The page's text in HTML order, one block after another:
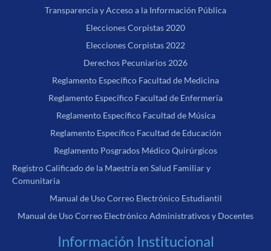
Transparencia y Acceso a la Información Pública
Elecciones Corpistas 2020
Elecciones Corpistas 2022
Derechos Pecuniarios 2026
Reglamento Específico Facultad de Medicina
Reglamento Específico Facultad de Enfermería
Reglamento Específico Facultad de Música
Reglamento Específico Facultad de Educación
Reglamento Posgrados Médico Quirúrgicos
Registro Calificado de la Maestría en Salud Familiar y
Comunitaria
Manual de Uso Correo Electrónico Estudiantil
Manual de Uso Correo Electrónico Administrativos y Docentes
Información Institucional